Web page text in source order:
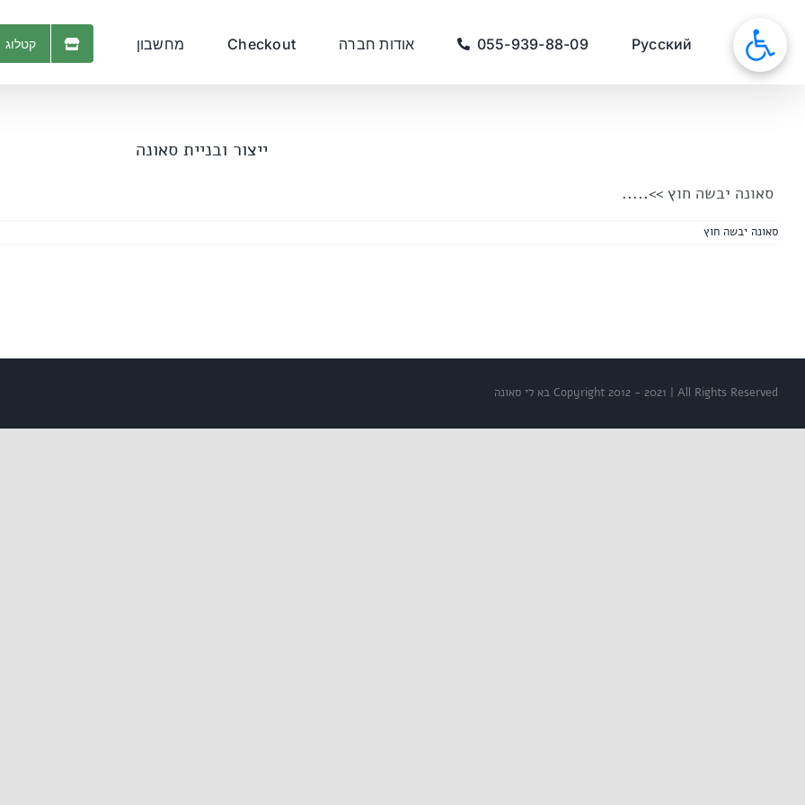
סאונות Русский
055-939-88-09 אודות חברה Checkout מחשבון קטלוג
ייצור ובניית סאונה
סאונה יבשה חוץ >>.....
סאונה יבשה חוץ
Copyright 2012 - 2021 | All Rights Reserved בא לי סאונה